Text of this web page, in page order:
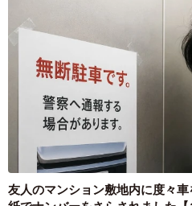
友人のマンション敷地内に度々